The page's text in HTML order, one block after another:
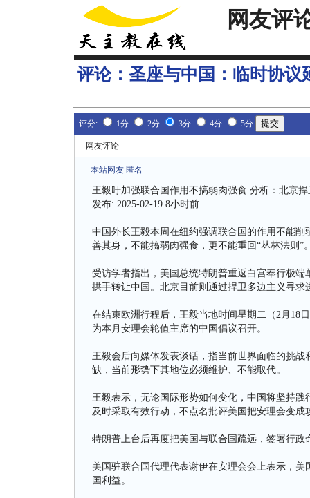
网友评
评论： 圣座与中国：临时协议
评分: 1分 2分 3分 4分 5分
网友评论
本站网友 匿名
王毅吁加强联合国作用不搞弱肉强食 分析：北京
发布: 2025-02-19 8小时前
中国外长王毅本周在纽约强调联合国的作用不能
善其身，不能搞弱肉强食，更不能重回“丛林法则”
受访学者指出，美国总统特朗普重返白宫奉行极
拱手转让中国。北京目前则通过捍卫多边主义寻
在结束欧洲行程后，王毅当地时间星期二（2月18
为本月安理会轮值主席的中国倡议召开。
王毅会后向媒体发表谈话，指当前世界面临的挑
缺，当前形势下其地位必须维护、不能取代。
王毅表示，无论国际形势如何变化，中国将坚持
及时采取有效行动，不点名批评美国把安理会变
特朗普上台后再度把美国与联合国疏远，签署行
美国驻联合国代理代表谢伊在安理会会上表示，
国利益。